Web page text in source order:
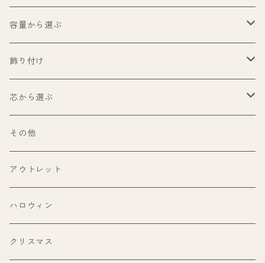
容量から選ぶ
99ml以下
100ml〜199ml
200ml〜299ml
300ml以上
飾り付け
パロサント
ホワイトセージ
パワーストーン
ヒマラヤ岩塩（ピンクソルト）
フラワー
芯から選ぶ
ウッドウィック（木芯）
糸芯
その他
その他
アウトレット
ハロウィン
クリスマス